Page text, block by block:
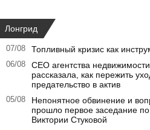
Лонгрид
07/08 Топливный кризис как
06/08
CEO агентства
рассказала, как пережить
предательство в актив
05/08
Непонятное обвинение и
прошло первое заседание
Виктории Стуковой